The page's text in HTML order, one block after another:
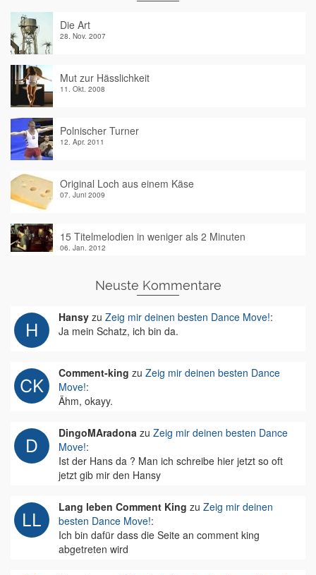
Die Art
28. Nov. 2007
Mut zur Hässlichkeit
11. Okt. 2008
Polnischer Turner
12. Apr. 2011
Original Loch aus einem Käse
07. Juni 2009
15 Titelmelodien in weniger als 2 Minuten
06. Jan. 2012
Neuste Kommentare
Hansy zu Zeig mir deinen besten Dance Move!:
Ja mein Schatz, ich bin da.
Comment-king zu Zeig mir deinen besten Dance
Move!:
Ähm, okayy.
DingoMAradona zu Zeig mir deinen besten Dance
Move!:
Ist der Hans da ? Man ich schreibe hier jetzt so oft
jetzt gib mir den Hansy
Lang leben Comment King zu Zeig mir deinen
besten Dance Move!:
Ich bin dafür dass die Seite an comment king
abgetreten wird